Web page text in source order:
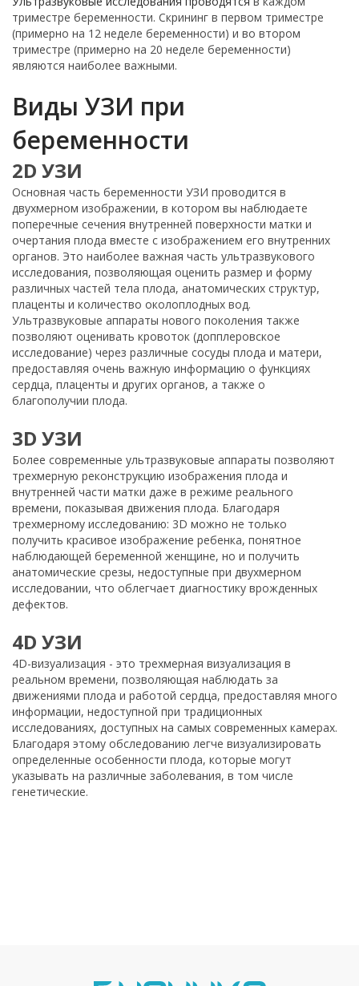
триместре беременности. Скрининг в первом триместре
(примерно на 12 неделе беременности) и во втором
триместре (примерно на 20 неделе беременности)
являются наиболее важными.
Виды УЗИ при
беременности
2D УЗИ
Основная часть беременности УЗИ проводится в
двухмерном изображении, в котором вы наблюдаете
поперечные сечения внутренней поверхности матки и
очертания плода вместе с изображением его внутренних
органов. Это наиболее важная часть ультразвукового
исследования, позволяющая оценить размер и форму
различных частей тела плода, анатомических структур,
плаценты и количество околоплодных вод.
Ультразвуковые аппараты нового поколения также
позволяют оценивать кровоток (допплеровское
исследование) через различные сосуды плода и матери,
предоставляя очень важную информацию о функциях
сердца, плаценты и других органов, а также о
благополучии плода.
3D УЗИ
Более современные ультразвуковые аппараты позволяют
трехмерную реконструкцию изображения плода и
внутренней части матки даже в режиме реального
времени, показывая движения плода. Благодаря
трехмерному исследованию: 3D можно не только
получить красивое изображение ребенка, понятное
наблюдающей беременной женщине, но и получить
анатомические срезы, недоступные при двухмерном
исследовании, что облегчает диагностику врожденных
дефектов.
4D УЗИ
4D-визуализация - это трехмерная визуализация в
реальном времени, позволяющая наблюдать за
движениями плода и работой сердца, предоставляя много
информации, недоступной при традиционных
исследованиях, доступных на самых современных камерах.
Благодаря этому обследованию легче визуализировать
определенные особенности плода, которые могут
указывать на различные заболевания, в том числе
генетические.